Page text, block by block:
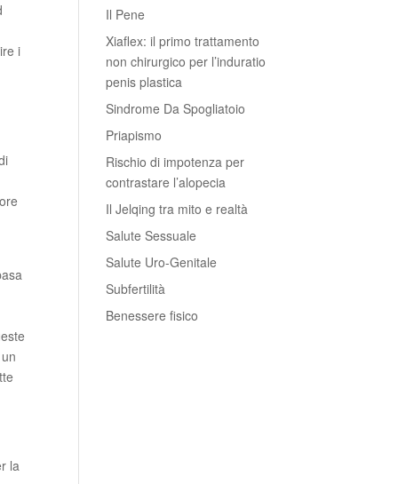
i
la
Il Pene
Xiaflex: il primo trattamento
non chirurgico per l’induratio
penis plastica
Sindrome Da Spogliatoio
Priapismo
Rischio di impotenza per
contrastare l’alopecia
Il Jelqing tra mito e realtà
Salute Sessuale
Salute Uro-Genitale
Subfertilità
Benessere fisico